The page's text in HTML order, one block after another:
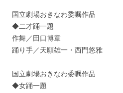
国立劇場おきなわ委嘱作品
◆二才踊一題
作舞／田口博章
踊り手／天願雄一・西門悠雅
国立劇場おきなわ委嘱作品
◆女踊一題